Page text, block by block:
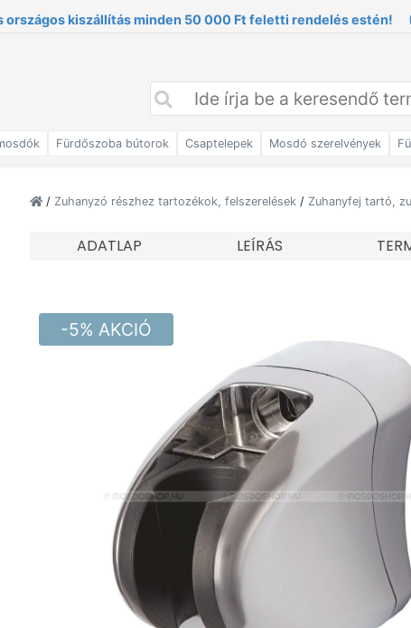
országos kiszállítás minden 50 000 Ft feletti rendelés estén!
Fürdőszoba bútorok Csaptelepek Mosdó szerelvények
/ Zuhanyzó részhez tartozékok, felszerelések / Zuhanyfej tartó,
ADATLAP LEÍRÁS
-5% AKCIÓ